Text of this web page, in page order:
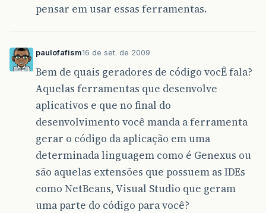
pensar em usar essas ferramentas.
paulofafism16 de set. de 2009
Bem de quais geradores de código vocÊ fala?
Aquelas ferramentas que desenvolve
aplicativos e que no final do
desenvolvimento você manda a ferramenta
gerar o código da aplicação em uma
determinada linguagem como é Genexus ou
são aquelas extensões que possuem as IDEs
como NetBeans, Visual Studio que geram
uma parte do código para você?